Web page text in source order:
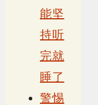
能坚
持听
完就
睡了
警惕